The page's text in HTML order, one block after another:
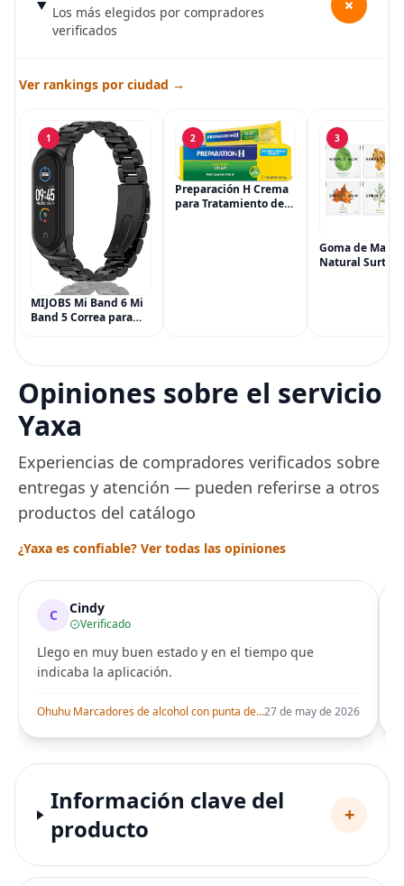
Los más elegidos por compradores
verificados
+
Ver rankings por ciudad →
1
MIJOBS Mi Band 6 Mi
Band 5 Correa para
de metal para Mi
Smart Band 6
2
Preparación H Crema
para Tratamiento de
3
Goma de
Natural
Opiniones sobre el servicio
Yaxa
Experiencias de compradores verificados sobre
entregas y atención — pueden referirse a otros
productos del catálogo
¿Yaxa es confiable? Ver todas las opiniones
C Cindy
Verificado
Llego en muy buen estado y en el tiempo que
indicaba la aplicación.
Ohuhu Marcadores de alcohol con punta de pincel – Juego de marcadores artísticos de doble punta con certificación AP para artistas adultos27 de may de 2026
Información clave del
producto
+